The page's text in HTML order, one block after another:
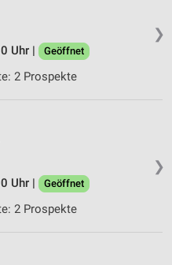
❯
Uhr |
Geöffnet
2 Prospekte
❯
Uhr |
Geöffnet
2 Prospekte